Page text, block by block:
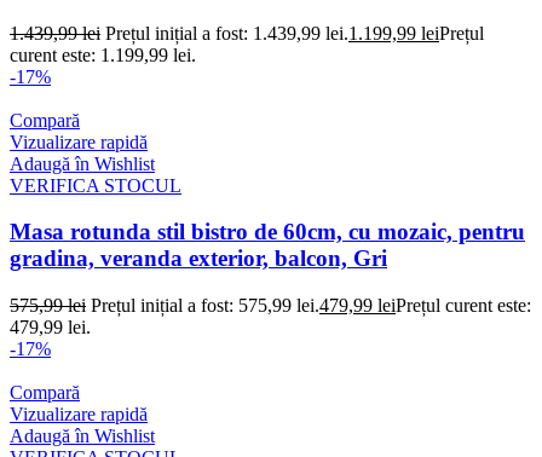
1.439,99lei Prețul inițial a fost: 1.439,99 lei.1.199,99 leiPrețul
curent este: 1.199,99 lei.
-17%
Compară
Vizualizare rapidă
Adaugă în Wishlist
VERIFICA STOCUL
Masa rotunda stil bistro de 60cm, cu mozaic, pentru
gradina, veranda exterior, balcon, Gri
575,99lei Prețul inițial a fost: 575,99 lei.479,99 leiPrețul curent este:
479,99 lei.
-17%
Compară
Vizualizare rapidă
Adaugă în Wishlist